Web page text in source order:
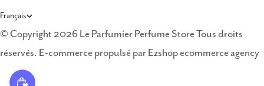
L
a
n
Français
© Copyright 2026 Le Parfumier Perfume Store Tous droits
réservés. E-commerce propulsé par Ezshop ecommerce agency